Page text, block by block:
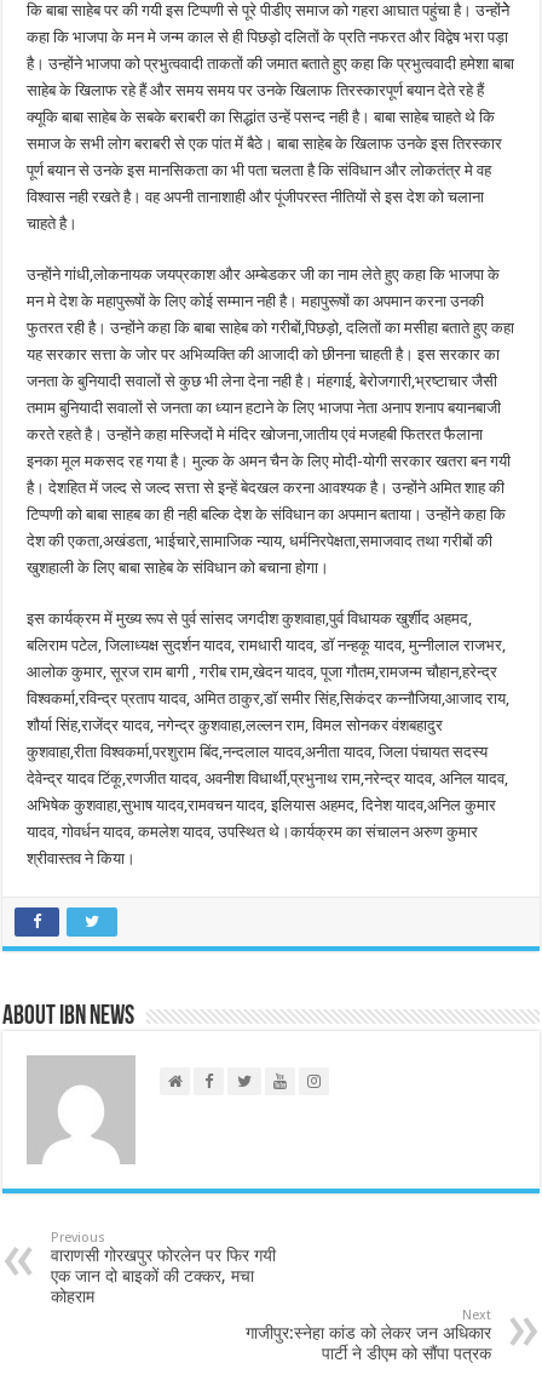
कि बाबा साहेब पर की गयी इस टिप्पणी से पूरे पीडीए समाज को गहरा आघात पहुंचा है। उन्होंनेे
कहा कि भाजपा के मन मे जन्म काल से ही पिछड़ो दलितों के प्रति नफरत और विद्वेष भरा पड़ा
है। उन्होंने भाजपा को प्रभुत्ववादी ताकतों की जमात बताते हुए कहा कि प्रभुत्ववादी हमेशा बाबा
साहेब के खिलाफ रहे हैं और समय समय पर उनके खिलाफ तिरस्कारपूर्ण बयान देते रहे हैं
क्यूकि बाबा साहेब के सबके बराबरी का सिद्धांत उन्हें पसन्द नही है। बाबा साहेब चाहते थे कि
समाज के सभी लोग बराबरी से एक पांत में बैठे। बाबा साहेब के खिलाफ उनके इस तिरस्कार
पूर्ण बयान से उनके इस मानसिकता का भी पता चलता है कि संविधान और लोकतंत्र मे वह
विश्वास नही रखते है। वह अपनी तानाशाही और पूंजीपरस्त नीतियों से इस देश को चलाना
चाहते है।
उन्होंने गांधी,लोकनायक जयप्रकाश और अम्बेडकर जी का नाम लेते हुए कहा कि भाजपा के
मन मे देश के महापुरूषों के लिए कोई सम्मान नही है। महापुरूषों का अपमान करना उनकी
फुतरत रही है। उन्होंने कहा कि बाबा साहेब को गरीबों,पिछड़ो, दलितों का मसीहा बताते हुए कहा
यह सरकार सत्ता के जोर पर अभिव्यक्ति की आजादी को छीनना चाहती है। इस सरकार का
जनता के बुनियादी सवालों से कुछ भी लेना देना नही है। मंहगाई, बेरोजगारी,भ्रष्टाचार जैसी
तमाम बुनियादी सवालों से जनता का ध्यान हटाने के लिए भाजपा नेता अनाप शनाप बयानबाजी
करते रहते है। उन्होंने कहा मस्जिदों मे मंदिर खोजना,जातीय एवं मजहबी फितरत फैलाना
इनका मूल मकसद रह गया है। मुल्क के अमन चैन के लिए मोदी-योगी सरकार खतरा बन गयी
है। देशहित में जल्द से जल्द सत्ता से इन्हें बेदखल करना आवश्यक है। उन्होंने अमित शाह की
टिप्पणी को बाबा साहब का ही नही बल्कि देश के संविधान का अपमान बताया। उन्होंने कहा कि
देश की एकता,अखंडता, भाईचारे,सामाजिक न्याय, धर्मनिरपेक्षता,समाजवाद तथा गरीबों की
खुशहाली के लिए बाबा साहेब के संविधान को बचाना होगा।
इस कार्यक्रम में मुख्य रूप से पुर्व सांसद जगदीश कुशवाहा,पुर्व विधायक खुर्शीद अहमद,
बलिराम पटेल, जिलाध्यक्ष सुदर्शन यादव, रामधारी यादव, डाॅ नन्हकू यादव, मुन्नीलाल राजभर,
आलोक कुमार, सूरज राम बागी , गरीब राम,खेदन यादव, पूजा गौतम,रामजन्म चौहान,हरेन्द्र
विश्वकर्मा,रविन्द्र प्रताप यादव, अमित ठाकुर,डाॅ समीर सिंह,सिकंदर कन्नौजिया,आजाद राय,
शौर्या सिंह,राजेंद्र यादव, नगेन्द्र कुशवाहा,लल्लन राम, विमल सोनकर वंशबहादुर
कुशवाहा,रीता विश्वकर्मा,परशुराम बिंद,नन्दलाल यादव,अनीता यादव, जिला पंचायत सदस्य
देवेन्द्र यादव टिंकू,रणजीत यादव, अवनीश विधार्थी,प्रभुनाथ राम,नरेन्द्र यादव, अनिल यादव,
अभिषेक कुशवाहा,सुभाष यादव,रामवचन यादव, इलियास अहमद, दिनेश यादव,अनिल कुमार
यादव, गोवर्धन यादव, कमलेश यादव, उपस्थित थे।कार्यक्रम का संचालन अरुण कुमार
श्रीवास्तव ने किया।
About IBN NEWS
Previous
वाराणसी गोरखपुर फोरलेन पर फिर गयी
एक जान दो बाइकों की टक्कर, मचा
कोहराम
Next
गाजीपुर:स्नेहा कांड को लेकर जन अधिकार
पार्टी ने डीएम को सौंपा पत्रक